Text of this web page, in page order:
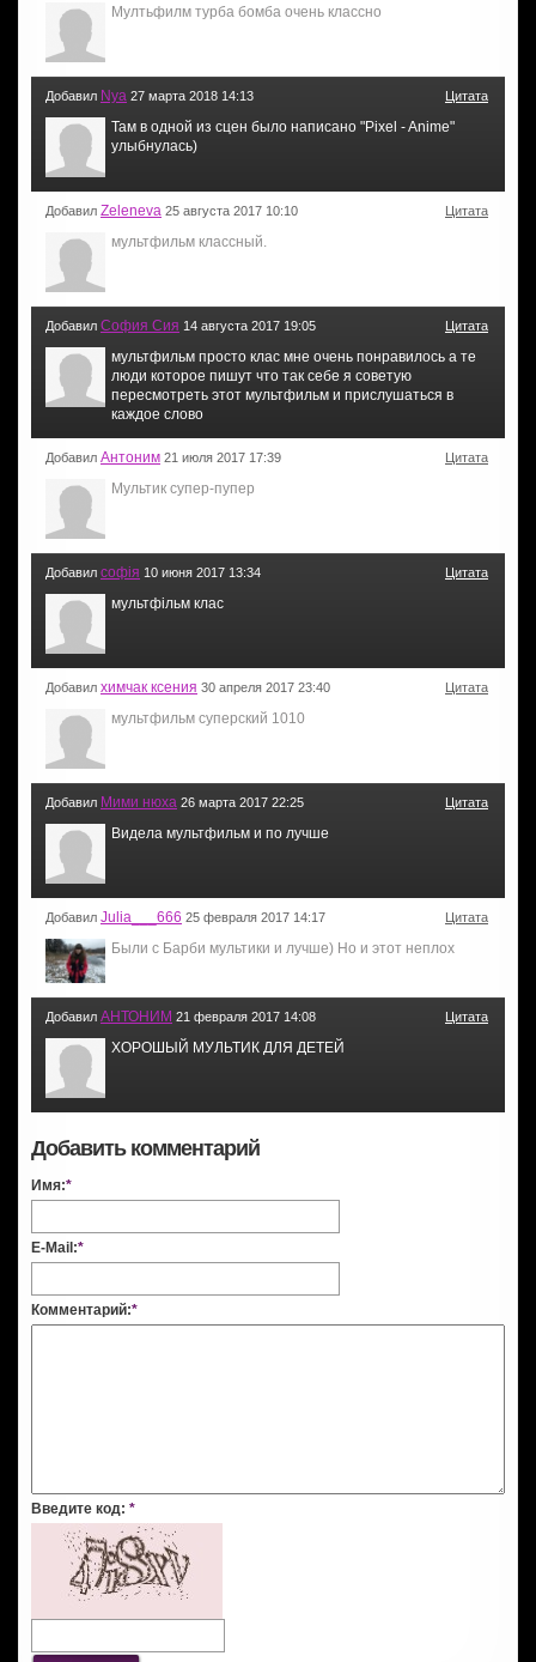
Мултьфилм турба бомба очень классно
Добавил Nya 27 марта 2018 14:13 Цитата
Там в одной из сцен было написано "Pixel - Anime"
улыбнулась)
Добавил Zeleneva 25 августа 2017 10:10 Цитата
мультфильм классный.
Добавил София Сия 14 августа 2017 19:05 Цитата
мультфильм просто клас мне очень понравилось а те
люди которое пишут что так себе я советую
пересмотреть этот мультфильм и прислушаться в
каждое слово
Добавил Антоним 21 июля 2017 17:39 Цитата
Мультик супер-пупер
Добавил софія 10 июня 2017 13:34 Цитата
мультфільм клас
Добавил химчак ксения 30 апреля 2017 23:40 Цитата
мультфильм суперский 1010
Добавил Мими нюха 26 марта 2017 22:25 Цитата
Видела мультфильм и по лучше
Добавил Julia___666 25 февраля 2017 14:17 Цитата
Были с Барби мультики и лучше) Но и этот неплох
Добавил АНТОНИМ 21 февраля 2017 14:08 Цитата
ХОРОШЫЙ МУЛЬТИК ДЛЯ ДЕТЕЙ
Добавить комментарий
Имя:*
E-Mail:*
Комментарий:*
Введите код: *